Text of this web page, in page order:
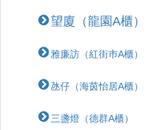
望廈（龍園A櫃）
雅廉訪（紅街巿A櫃）
氹仔（海茵怡居A櫃）
三盞燈（德群A櫃）